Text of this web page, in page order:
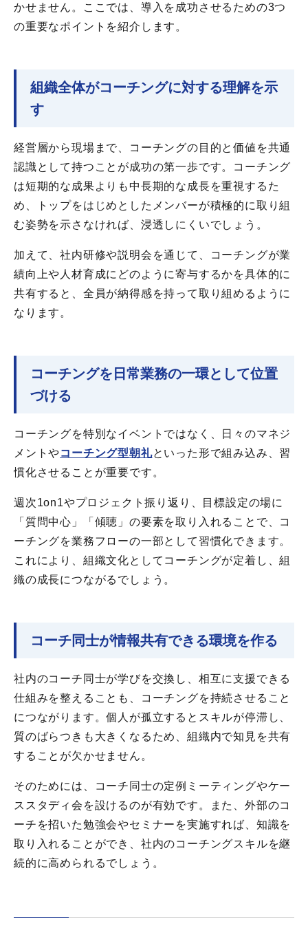
かせません。ここでは、導入を成功させるための3つ
の重要なポイントを紹介します。
組織全体がコーチングに対する理解を示
す
経営層から現場まで、コーチングの目的と価値を共通
認識として持つことが成功の第一歩です。コーチング
は短期的な成果よりも中長期的な成長を重視するた
め、トップをはじめとしたメンバーが積極的に取り組
む姿勢を示さなければ、浸透しにくいでしょう。
加えて、社内研修や説明会を通じて、コーチングが業
績向上や人材育成にどのように寄与するかを具体的に
共有すると、全員が納得感を持って取り組めるように
なります。
コーチングを日常業務の一環として位置
づける
コーチングを特別なイベントではなく、日々のマネジ
メントやコーチング型朝礼といった形で組み込み、習
慣化させることが重要です。
週次1on1やプロジェクト振り返り、目標設定の場に
「質問中心」「傾聴」の要素を取り入れることで、コ
ーチングを業務フローの一部として習慣化できます。
これにより、組織文化としてコーチングが定着し、組
織の成長につながるでしょう。
コーチ同士が情報共有できる環境を作る
社内のコーチ同士が学びを交換し、相互に支援できる
仕組みを整えることも、コーチングを持続させること
につながります。個人が孤立するとスキルが停滞し、
質のばらつきも大きくなるため、組織内で知見を共有
することが欠かせません。
そのためには、コーチ同士の定例ミーティングやケー
ススタディ会を設けるのが有効です。また、外部のコ
ーチを招いた勉強会やセミナーを実施すれば、知識を
取り入れることができ、社内のコーチングスキルを継
続的に高められるでしょう。